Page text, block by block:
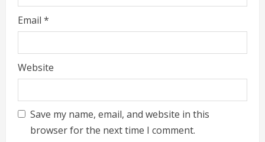
Email *
Website
Save my name, email, and website in this
browser for the next time I comment.